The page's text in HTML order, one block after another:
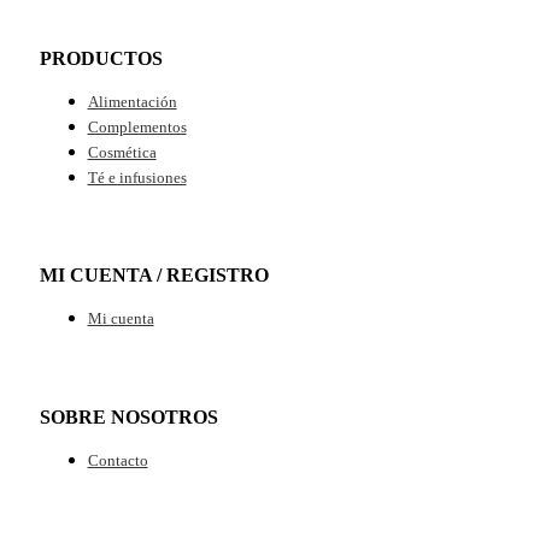
PRODUCTOS
Alimentación
Complementos
Cosmética
Té e infusiones
MI CUENTA / REGISTRO
Mi cuenta
SOBRE NOSOTROS
Contacto